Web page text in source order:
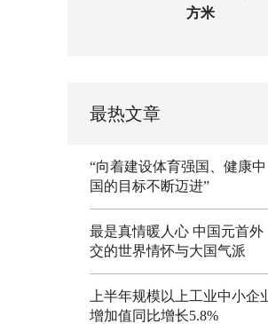
方米
最热文章
“向着建设体育强国、健康中
国的目标不断迈进”
最是真情暖人心 中国元首外
交的世界情怀与大国气派
上半年规模以上工业中小企
增加值同比增长5.8%